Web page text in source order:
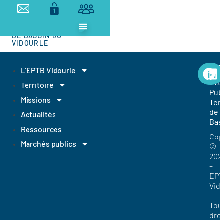
ETABLISSEMENT
DE BASSIN DU
VIDOURLE
L’EPTB Vidourle
Territoire
Missions
Actualités
Ressources
Marchés publics
de
©
–
–